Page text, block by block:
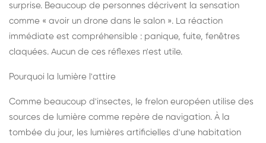
surprise. Beaucoup de personnes décrivent la sensation
comme « avoir un drone dans le salon ». La réaction
immédiate est compréhensible : panique, fuite, fenêtres
claquées. Aucun de ces réflexes n'est utile.
Pourquoi la lumière l'attire
Comme beaucoup d'insectes, le frelon européen utilise des
sources de lumière comme repère de navigation. À la
tombée du jour, les lumières artificielles d'une habitation